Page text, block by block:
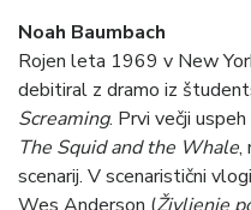
Noah Baumbach
Rojen leta 1969 v New
debitiral z dramo iz
Screaming. Prvi večji
The Squid and the Whale,
scenarij. V scenaristični